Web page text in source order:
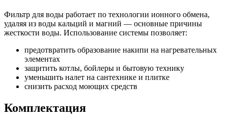
Фильтр для воды работает по технологии ионного обмена,
удаляя из воды кальций и магний — основные причины
жесткости воды. Использование системы позволяет:
предотвратить образование накипи на нагревательных
элементах
защитить котлы, бойлеры и бытовую технику
уменьшить налет на сантехнике и плитке
снизить расход моющих средств
Комплектация